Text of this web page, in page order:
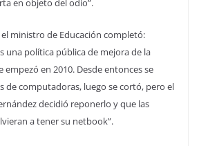
en objeto del odio”.
ministro de Educación completó:
una política pública de mejora de la
en 2010. Desde entonces se
de computadoras, luego se cortó, pero el
decidió reponerlo y que las
a tener su netbook”.